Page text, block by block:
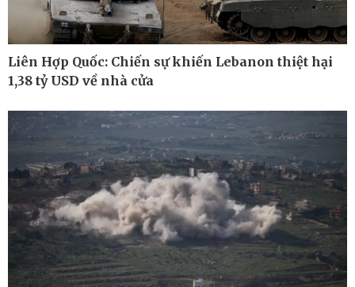
Thế giới
Quan sát
Cuộc sống đó đây
Multimedia
Ảnh
Video
E-Magazine
Infographic
Liên Hợp Quốc: Chiến sự khiến Lebanon thiệt hại
1,38 tỷ USD về nhà cửa